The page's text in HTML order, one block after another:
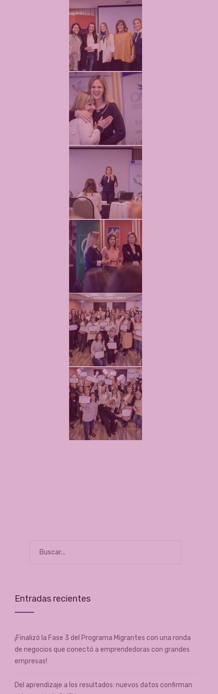
Entradas recientes
¡Finalizó la Fase 3 del Programa Migrantes con una ronda
de negocios que conectó a emprendedoras con grandes
empresas!
Del aprendizaje a los resultados: nuevos datos confirman